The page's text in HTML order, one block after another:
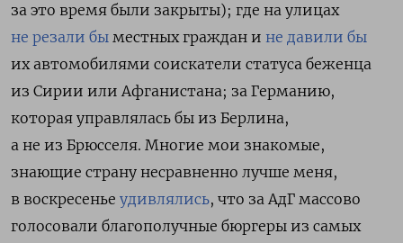
за это время были закрыты); где на улицах
не резали бы местных граждан и не давили бы
их автомобилями соискатели статуса беженца
из Сирии или Афганистана; за Германию,
которая управлялась бы из Берлина,
а не из Брюсселя. Многие мои знакомые,
знающие страну несравненно лучше меня,
в воскресенье удивлялись, что за АдГ массово
голосовали благополучные бюргеры из самых